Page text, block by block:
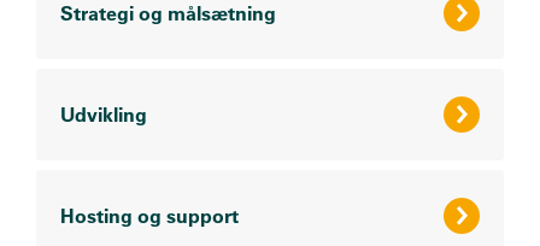
Strategi og målsætning
Udvikling
Hosting og support